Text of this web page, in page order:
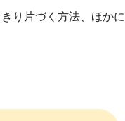
り片づく方法、ほかに